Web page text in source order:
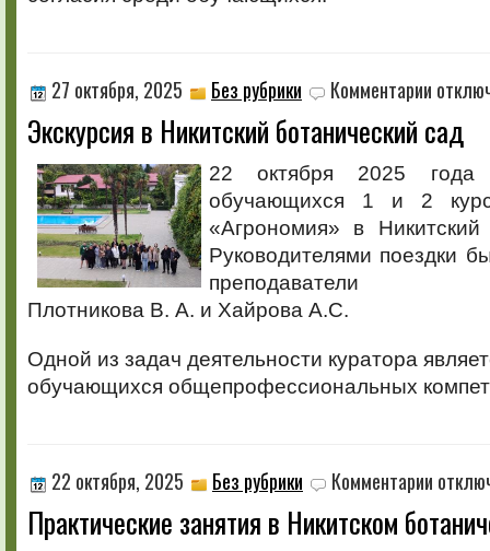
27 октября, 2025 Без рубрики Комментарии записи
Экскурсия
в
сад
Экскурсия в Никитский ботанический сад
22 октября 2025 года
обучающихся 1 и 2
«Агрономия» в Никитский
Руководителями поездки
преподаватели
Плотникова В. А. и Хайрова А.С.
Одной из задач деятельности куратора
обучающихся общепрофессиональных
22 октября, 2025 Без рубрики Комментарии записи
занятия
Практические занятия в Никитском